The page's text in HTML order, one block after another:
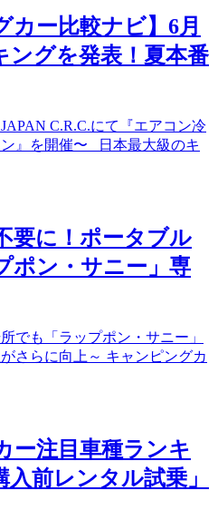
カー比較ナビ】6月
ングを発表！夏本番
C.R.C.にて『エアコン冷
』を開催〜 日本最大級のキ
要に！ポータブル
ポン・サニー」専
でも「ラップポン・サニー」
さらに向上～ キャンピングカ
ー注目車種ランキ
前レンタル試乗」